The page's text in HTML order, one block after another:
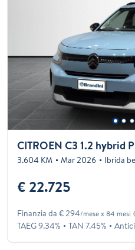
CITROEN C3 1.2 hybrid
3.604 KM Mar 2026 Ibrida
€ 22.725
Finanzia da € 294/mese x 84 mesi
TAEG 9.34% TAN 7.45%